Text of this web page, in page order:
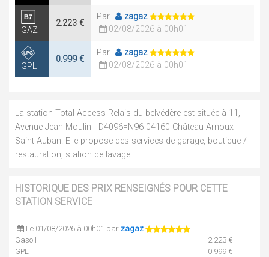
GAZ
2.223 €
Par
zagaz
02/08/2026 à 00h01
GPL
0.999 €
Par
zagaz
02/08/2026 à 00h01
La station Total Access Relais du belvédère est située à 11,
Avenue Jean Moulin - D4096=N96 04160 Château-Arnoux-
Saint-Auban. Elle propose des services de garage, boutique /
restauration, station de lavage.
HISTORIQUE DES PRIX RENSEIGNÉS POUR CETTE
STATION SERVICE
Le 01/08/2026 à 00h01 par zagaz
Gasoil
2.223 €
GPL
0.999 €